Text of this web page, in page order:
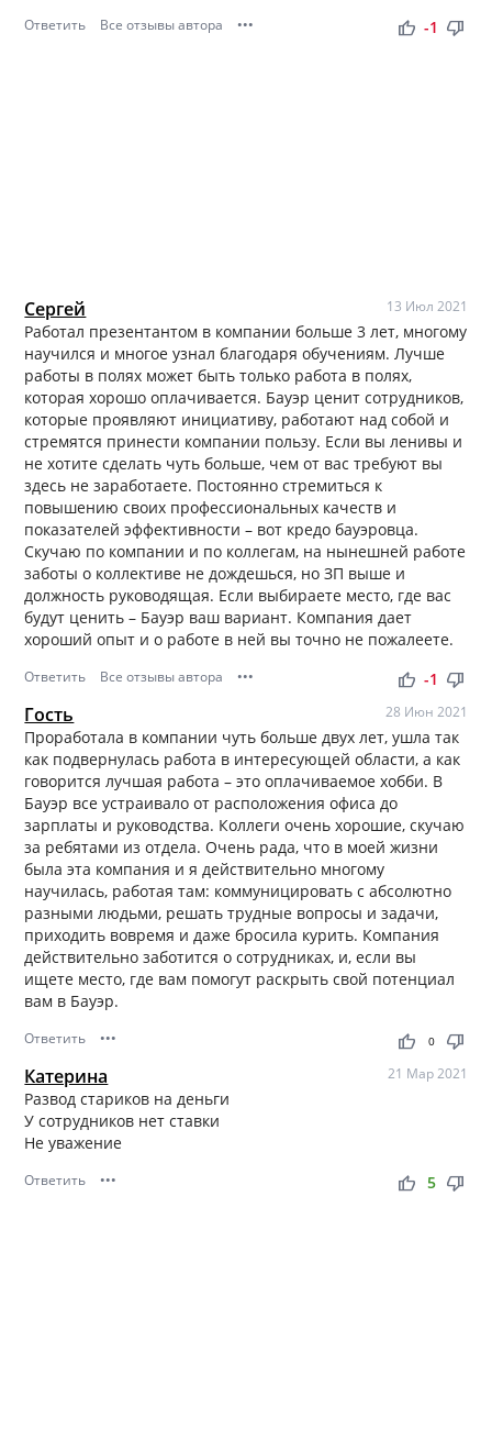
Ответить Все отзывы автора ••• thumb_up thumb_down
-1
Сергей 13 Июл 2021
Работал презентантом в компании больше 3 лет, многому
научился и многое узнал благодаря обучениям. Лучше
работы в полях может быть только работа в полях,
которая хорошо оплачивается. Бауэр ценит сотрудников,
которые проявляют инициативу, работают над собой и
стремятся принести компании пользу. Если вы ленивы и
не хотите сделать чуть больше, чем от вас требуют вы
здесь не заработаете. Постоянно стремиться к
повышению своих профессиональных качеств и
показателей эффективности – вот кредо бауэровца.
Скучаю по компании и по коллегам, на нынешней работе
заботы о коллективе не дождешься, но ЗП выше и
должность руководящая. Если выбираете место, где вас
будут ценить – Бауэр ваш вариант. Компания дает
хороший опыт и о работе в ней вы точно не пожалеете.
Ответить Все отзывы автора ••• thumb_up thumb_down
-1
Гость 28 Июн 2021
Проработала в компании чуть больше двух лет, ушла так
как подвернулась работа в интересующей области, а как
говорится лучшая работа – это оплачиваемое хобби. В
Бауэр все устраивало от расположения офиса до
зарплаты и руководства. Коллеги очень хорошие, скучаю
за ребятами из отдела. Очень рада, что в моей жизни
была эта компания и я действительно многому
научилась, работая там: коммуницировать с абсолютно
разными людьми, решать трудные вопросы и задачи,
приходить вовремя и даже бросила курить. Компания
действительно заботится о сотрудниках, и, если вы
ищете место, где вам помогут раскрыть свой потенциал
вам в Бауэр.
Ответить ••• thumb_up thumb_down
0
Катерина 21 Мар 2021
Развод стариков на деньги
У сотрудников нет ставки
Не уважение
Ответить ••• thumb_up thumb_down
5